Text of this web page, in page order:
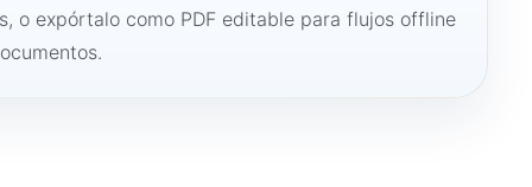
o expórtalo como PDF editable para flujos offline